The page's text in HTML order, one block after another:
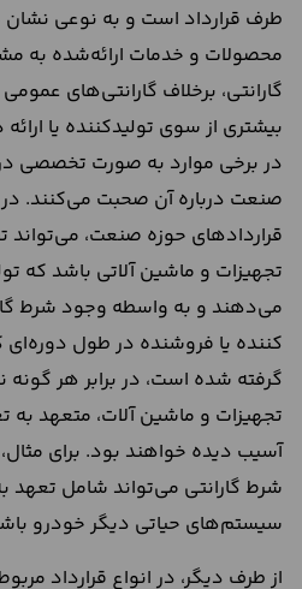
طرف قرارداد است و به نوعی
محصولات و خدمات ارائه‌شده به
گارانتی، برخلاف گارانتی‌های
بیشتری از سوی تولیدکننده یا
در برخی موارد به‌ صورت تخصصی
صنعت درباره آن صحبت می‌کنند. در
قراردادهای حوزه صنعت، می‌تواند
تجهیزات و ماشین‌ آلاتی باشد که
می‌دهند و به واسطه وجود شرط
کننده یا فروشنده در طول دوره‌ای
گرفته شده است، در برابر هر
تجهیزات و ماشین آلات، متعهد
آسیب‌ دیده خواهند بود. برای
شرط گارانتی می‌تواند شامل تعهد
سیستم‌های حیاتی دیگر خودرو
از طرف دیگر، در انواع قرارداد